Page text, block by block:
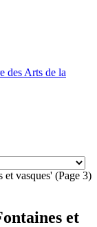
des Arts de la
et vasques' (Page 3)
et